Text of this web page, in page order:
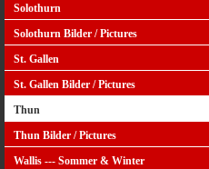
Solothurn
Solothurn Bilder / Pictures
St. Gallen
St. Gallen Bilder / Pictures
Thun
Thun Bilder / Pictures
Wallis --- Sommer & Winter